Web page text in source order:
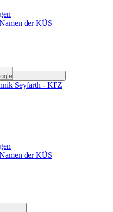
der KÜS
der KÜS